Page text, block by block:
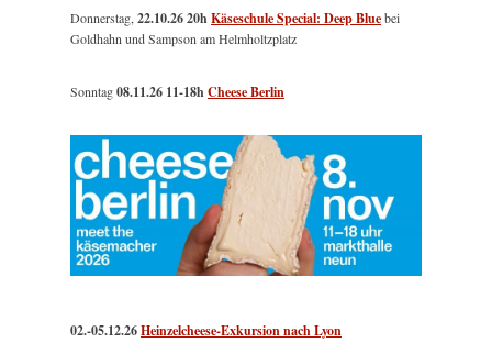
Donnerstag, 22.10.26 20hKäseschule Special: Deep Bluebei
Goldhahn und Sampson am Helmholtzplatz
Sonntag08.11.26 11-18hCheese Berlin
02.-05.12.26Heinzelcheese-Exkursion nach Lyon